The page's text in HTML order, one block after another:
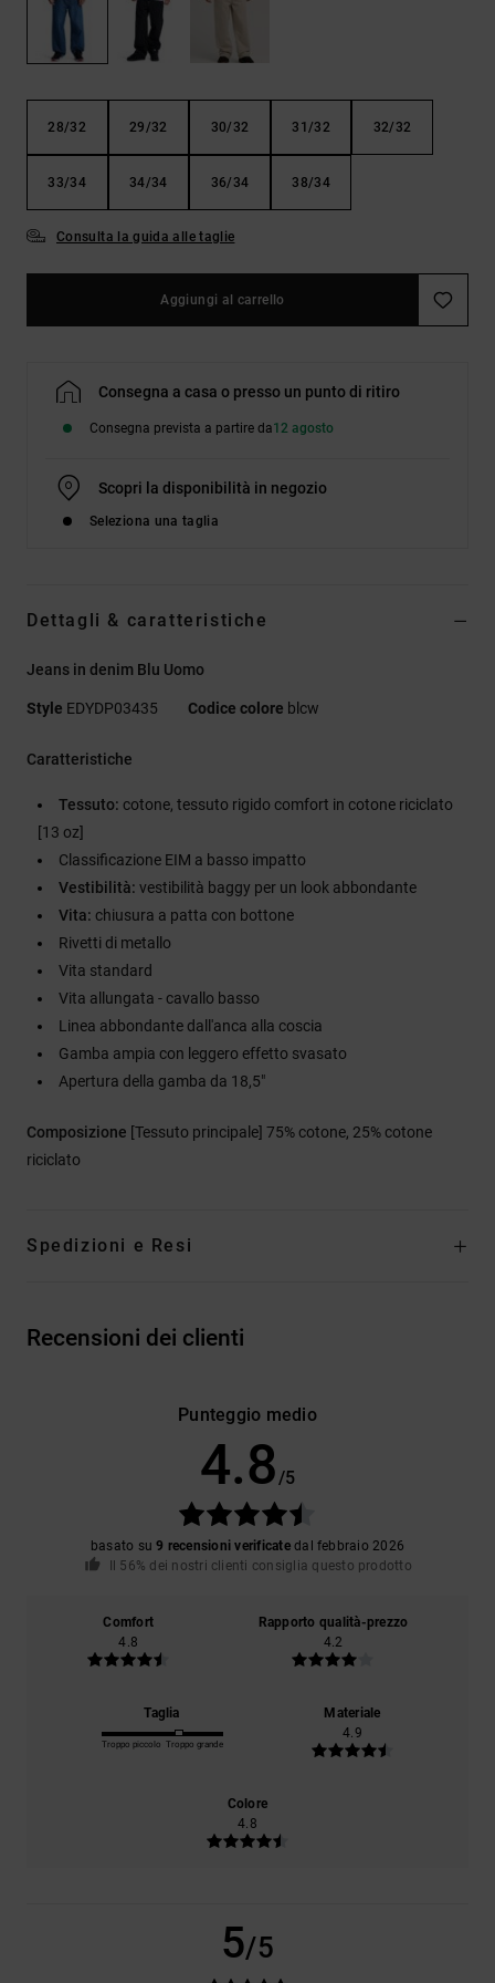
alle
frequenti e
nostro
modulo di
contatto.
le FAQ
28/32 29/32 30/32 31/32 32/32
33/34 34/34 36/34 38/34
Consulta la guida alle taglie
Aggiungi al carrello
Consegna a casa o presso un punto di ritiro
Consegna prevista a partire da12 agosto
Scopri la disponibilità in negozio
Seleziona una taglia
Dettagli & caratteristiche
Jeans in denim Blu Uomo
Style EDYDP03435 Codice colore blcw
Caratteristiche
Tessuto: cotone, tessuto rigido comfort in cotone riciclato
[13 oz]
Classificazione EIM a basso impatto
Vestibilità: vestibilità baggy per un look abbondante
Vita: chiusura a patta con bottone
Rivetti di metallo
Vita standard
Vita allungata - cavallo basso
Linea abbondante dall'anca alla coscia
Gamba ampia con leggero effetto svasato
Apertura della gamba da 18,5"
Composizione [Tessuto principale] 75% cotone, 25% cotone
riciclato
Spedizioni e Resi
Recensioni dei clienti
Punteggio medio
4.8 /5
basato su9 recensioni verificatedal febbraio 2026
Il 56% dei nostri clienti consiglia questo prodotto
Comfort
4.8
Rapporto qualità-prezzo
4.2
Taglia
Troppo piccolo Troppo grande
Materiale
4.9
Colore
4.8
5/5